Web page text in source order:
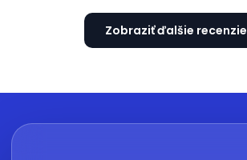
Zobraziť ďalšie recenzie